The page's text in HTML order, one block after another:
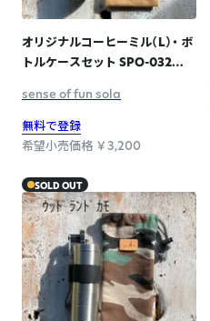
オリジナルコーヒーミル（L）・ ボ
トルケースセット SPO-032
sense of fun sola
無料で登録
希望小売価格 ￥3,200
SOLD OUT